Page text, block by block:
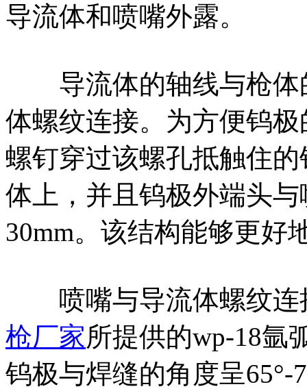
导流体和喷嘴外露。
导流体的轴线与枪体
体螺纹连接。为方便钨
螺钉穿过该螺孔抵触住
体上，并且钨极外端头
30mm。该结构能够更好
喷嘴与导流体螺纹连
枪厂家所提供的wp-18氩
钨极与焊缝的角度呈65°-